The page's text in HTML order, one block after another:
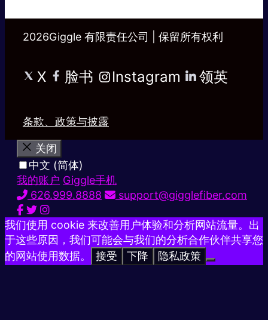
2026Giggle 有限责任公司 | 保留所有权利
X 脸书 Instagram 领英
条款、政策与披露
关闭
中文 (简体)
我的账户 Giggle手机
626.999.8888
support@gigglefiber.com
我们使用 cookie 来改善用户体验和分析网站流量。出
于这些原因，我们可能会与我们的分析合作伙伴共享您
的网站使用数据。
接受 下降 隐私政策